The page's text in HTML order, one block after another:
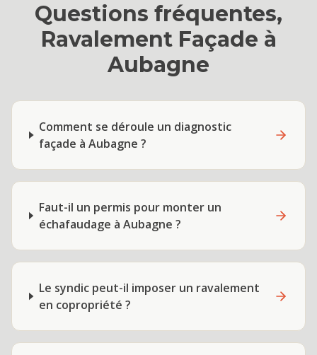
Questions fréquentes,
Ravalement Façade à
Aubagne
Comment se déroule un diagnostic
façade à Aubagne ?
Faut-il un permis pour monter un
échafaudage à Aubagne ?
Le syndic peut-il imposer un ravalement
en copropriété ?